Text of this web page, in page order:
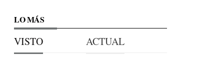
LO MÁS
VISTO ACTUAL